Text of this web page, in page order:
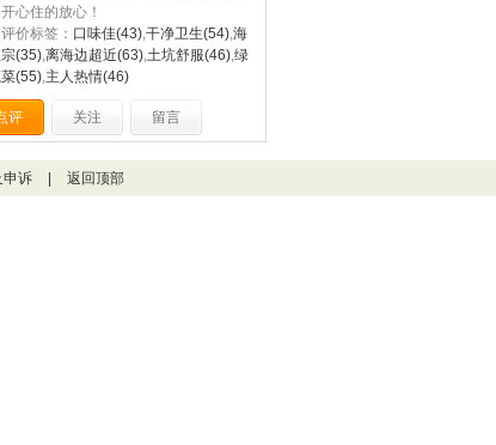
心住的放心！
价标签： 口味佳(43),干净卫生(54),海
(35),离海边超近(63),土坑舒服(46),绿
(55),主人热情(46)
评 关注 留言
申诉
返回顶部